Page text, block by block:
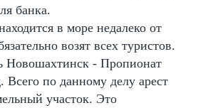
банка.
в море недалеко от
возят всех туристов.
Новошахтинск - Пропионат
Всего по данному делу арест
участок. Это